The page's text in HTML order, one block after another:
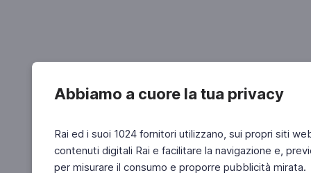
Abbiamo a cuore la tua privacy
Rai ed i suoi 1024 fornitori utilizzano, sui propri siti
contenuti digitali Rai e facilitare la navigazione e,
per misurare il consumo e proporre pubblicità mirata.